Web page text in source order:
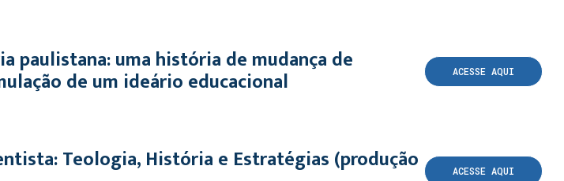
paulistana: uma história de mudança de
de um ideário educacional ACESSE AQUI
Teologia, História e Estratégias (produção ACESSE AQUI